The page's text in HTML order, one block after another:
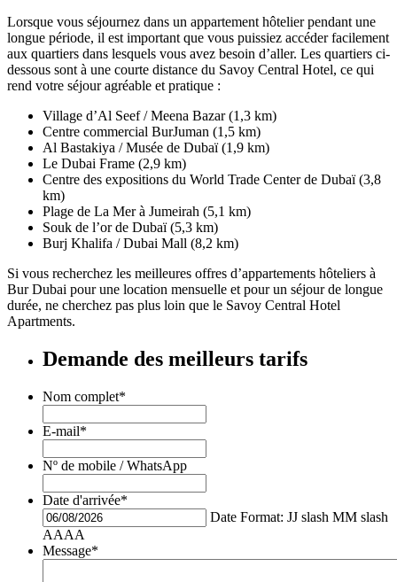
Lorsque vous séjournez dans un appartement hôtelier pendant une
longue période, il est important que vous puissiez accéder facilement
aux quartiers dans lesquels vous avez besoin d’aller. Les quartiers ci-
dessous sont à une courte distance du Savoy Central Hotel, ce qui
rend votre séjour agréable et pratique :
Village d’Al Seef / Meena Bazar (1,3 km)
Centre commercial BurJuman (1,5 km)
Al Bastakiya / Musée de Dubaï (1,9 km)
Le Dubai Frame (2,9 km)
Centre des expositions du World Trade Center de Dubaï (3,8
km)
Plage de La Mer à Jumeirah (5,1 km)
Souk de l’or de Dubaï (5,3 km)
Burj Khalifa / Dubai Mall (8,2 km)
Si vous recherchez les meilleures offres d’appartements hôteliers à
Bur Dubai pour une location mensuelle et pour un séjour de longue
durée, ne cherchez pas plus loin que le Savoy Central Hotel
Apartments.
Demande des meilleurs tarifs
Nom complet*
E-mail*
Nº de mobile / WhatsApp
Date d'arrivée*
Date Format: JJ slash MM slash
AAAA
Message*